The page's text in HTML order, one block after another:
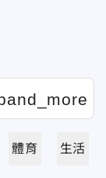
體育 生活